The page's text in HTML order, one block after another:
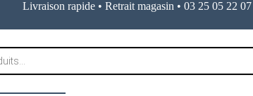
Livraison rapide • Retrait magasin • 03 25 05 22 07